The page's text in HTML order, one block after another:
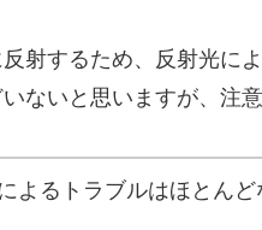
射するため、反射光に
ないと思いますが、注意
よるトラブルはほとん